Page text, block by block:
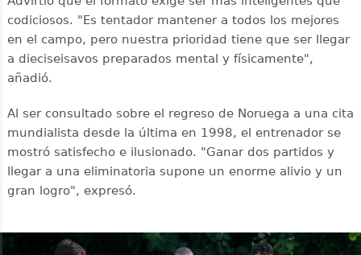
codiciosos. "Es tentador mantener a todos los mejores
en el campo, pero nuestra prioridad tiene que ser llegar
a dieciseisavos preparados mental y físicamente",
añadió.
Al ser consultado sobre el regreso de Noruega a una cita
mundialista desde la última en 1998, el entrenador se
mostró satisfecho e ilusionado. "Ganar dos partidos y
llegar a una eliminatoria supone un enorme alivio y un
gran logro", expresó.